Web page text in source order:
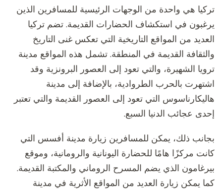
تركيا هي واحدة من الوجهات الرئيسية للمسافرين الذين
يرغبون في استكشاف الحضارات القديمة. تضم تركيا
العديد من المواقع التاريخية التي تعكس غنى التاريخ
والثقافة القديمة في المنطقة. تشمل هذه المواقع مدينة
ترويا الشهيرة، والتي تعود إلى العصور البرونزية وقد
اشتهرت بالحرب الطروادية، بالإضافة إلى مدينة
هاليكارناسوس التي تعود إلى العصور القديمة والتي تعتبر
إحدى عجائب الدنيا السبع.
بجانب ذلك، يمكن للمسافرين زيارة مدينة أفسس التي
كانت مركزًا هامًا للحضارة اليونانية والرومانية، وموقع
بيرغامون الذي يضم المسرح الروماني والمكتبة القديمة.
كما يمكن زيارة العديد من المواقع الأثرية في مدينة